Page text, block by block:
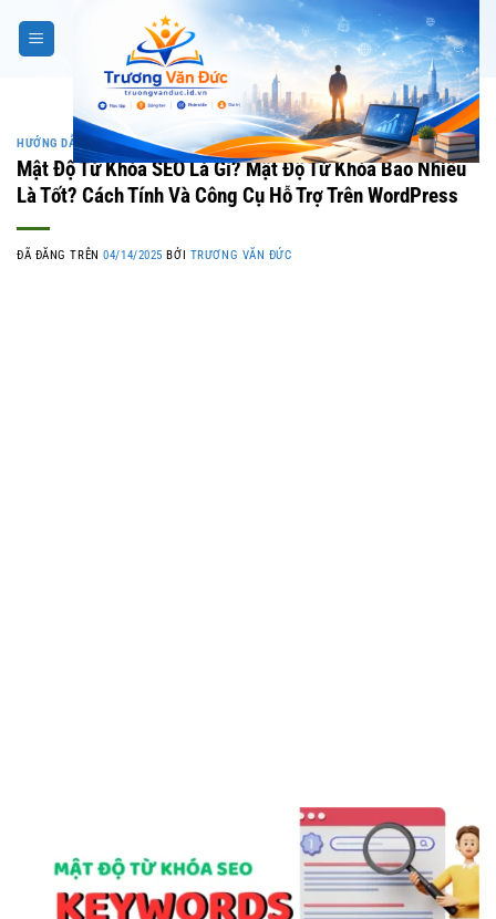
HƯỚNG DẪN SEO,HƯỚNG DẪN WORDPRESS
Mật Độ Từ Khóa SEO Là Gì? Mật Độ Từ Khóa Bao Nhiêu
Là Tốt? Cách Tính Và Công Cụ Hỗ Trợ Trên WordPress
ĐÃ ĐĂNG TRÊN04/14/2025 BỞI TRƯƠNG VĂN ĐỨC